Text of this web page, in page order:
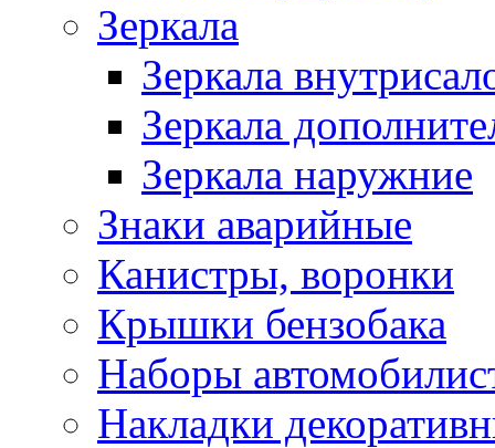
Зеркала
Зеркала
Зеркала
Зеркала наружние
Знаки аварийные
Канистры, воронки
Крышки бензобака
Наборы
Накладки